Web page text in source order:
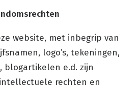
website, met inbegrip van
logo’s, tekeningen,
blogartikelen e.d. zijn
rechten en